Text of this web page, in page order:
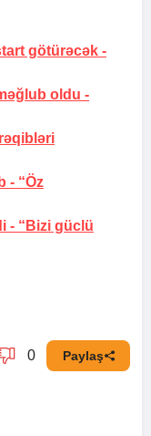
götürəcək -
oldu -
- “Öz
- “Bizi güclü
0 Paylaş